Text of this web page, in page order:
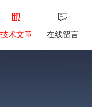
技术文章 在线留言